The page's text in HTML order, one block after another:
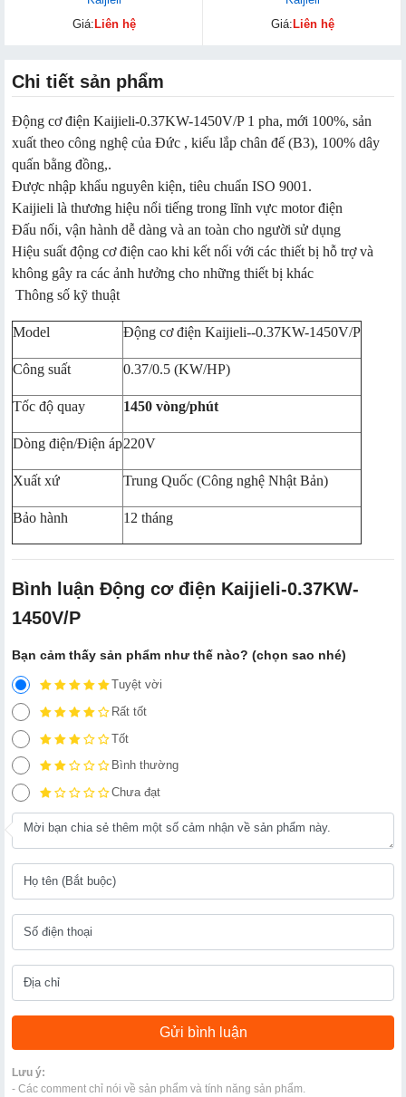
Giá: Liên hệ
Giá: Liên hệ
Chi tiết sản phẩm
Động cơ điện Kaijieli-0.37KW-1450V/P 1 pha, mới 100%, sản
xuất theo công nghệ của Đức , kiểu lắp chân đế (B3), 100% dây
quấn bằng đồng,.
Được nhập khẩu nguyên kiện, tiêu chuẩn ISO 9001.
Kaijieli là thương hiệu nổi tiếng trong lĩnh vực motor điện
Đấu nối, vận hành dễ dàng và an toàn cho người sử dụng
Hiệu suất động cơ điện cao khi kết nối với các thiết bị hỗ trợ và
không gây ra các ảnh hưởng cho những thiết bị khác
Thông số kỹ thuật
Model Động cơ điện Kaijieli--0.37KW-1450V/P
Công suất 0.37/0.5 (KW/HP)
Tốc độ quay 1450 vòng/phút
Dòng điện/Điện áp220V
Xuất xứ Trung Quốc (Công nghệ Nhật Bản)
Bảo hành 12 tháng
Bình luận Động cơ điện Kaijieli-0.37KW-
1450V/P
Bạn cảm thấy sản phẩm như thế nào? (chọn sao nhé)
Tuyệt vời
Rất tốt
Tốt
Bình thường
Chưa đạt
Lưu ý:
- Các comment chỉ nói về sản phẩm và tính năng sản phẩm.